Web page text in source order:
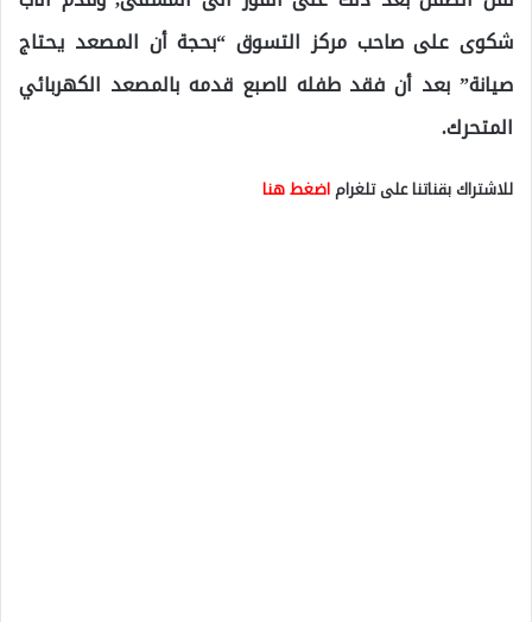
شكوى على صاحب مركز التسوق “بحجة أن المصعد يحتاج
صيانة” بعد أن فقد طفله لاصبع قدمه بالمصعد الكهربائي
المتحرك.
للاشتراك بقناتنا على تلغراماضغط هنا